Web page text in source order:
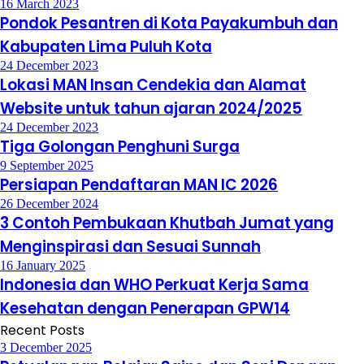
16 March 2023
Pondok Pesantren di Kota Payakumbuh dan
Kabupaten Lima Puluh Kota
24 December 2023
Lokasi MAN Insan Cendekia dan Alamat
Website untuk tahun ajaran 2024/2025
24 December 2023
Tiga Golongan Penghuni Surga
9 September 2025
Persiapan Pendaftaran MAN IC 2026
26 December 2024
3 Contoh Pembukaan Khutbah Jumat yang
Menginspirasi dan Sesuai Sunnah
16 January 2025
Indonesia dan WHO Perkuat Kerja Sama
Kesehatan dengan Penerapan GPW14
Recent Posts
3 December 2025